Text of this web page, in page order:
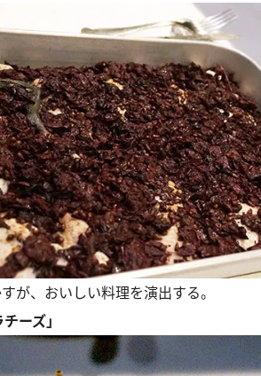
が、おいしい料理を演出する。
ーズ」